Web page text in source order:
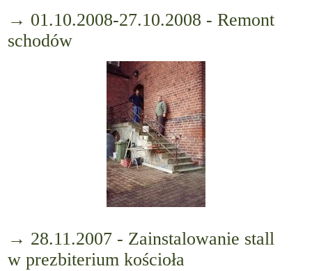
→ 01.10.2008-27.10.2008 - Remont
schodów
→ 28.11.2007 - Zainstalowanie stall
w prezbiterium kościoła